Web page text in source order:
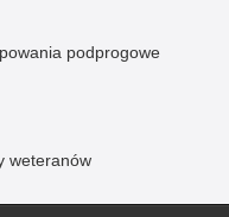
podprogowe
weteranów